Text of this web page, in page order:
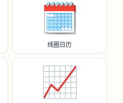
🗓️
线圈日历
📈